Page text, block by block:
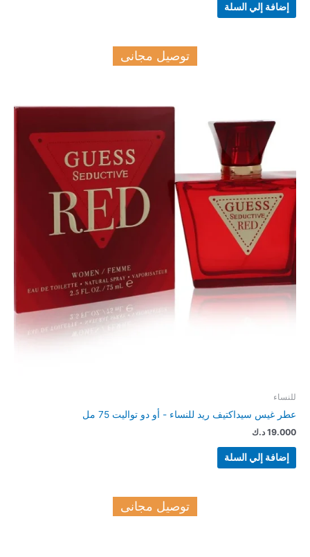
إضافة إلي السلة
توصيل مجانى
للنساء
عطر غيس سيداكتيف ريد للنساء - أو دو تواليت 75 مل
19.000 د.ك
إضافة إلي السلة
توصيل مجانى